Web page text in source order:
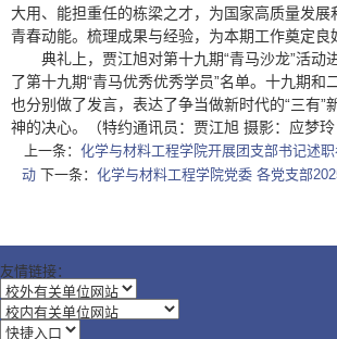
大用、能担重任的栋梁之才，为国家高质量发展
青春动能。梳理成果与经验，为本期工作奠定良
典礼上，贾江旭对第十九期“青马沙龙”活动
了第十九期“青马优秀优秀学员”名单。十九期和
也分别做了发言，表达了争当做新时代的“三有”
神的决心。（特约通讯员：贾江旭 摄影：应梦玲
上一条： 化学与材料工程学院开展团支部书记述
动 下一条： 化学与材料工程学院党委 各党支部
友情链接：